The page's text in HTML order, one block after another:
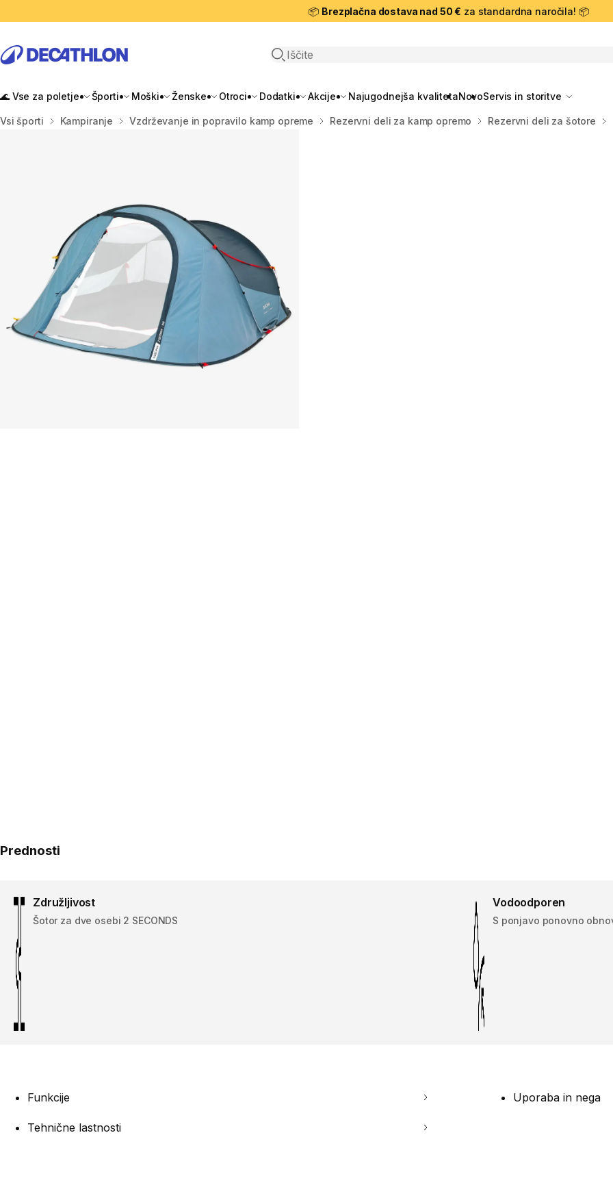
📦 Brezplačna dostava nad 50 € za standardna naročila! 📦
Odpri iskanje
🌊 Vse za poletje Športi Moški Ženske Otroci Dodatki Akcije Najugodnejša kvalitetaNovoServis in storitve
Domov
Vsi športi Kampiranje Vzdrževanje in popravilo kamp opreme Rezervni deli za kamp opremo Rezervni deli za šotore
Prednosti
Združljivost
Šotor za dve osebi 2 SECONDS
Vodoodporen
S ponjavo ponovno
Funkcije Uporaba in nega
Tehnične lastnosti